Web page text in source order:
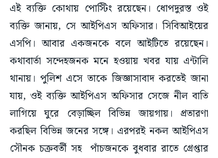
এই ব্যক্তি কোথায় পোস্টিং রয়েছেন। ধোপদুরস্ত ওই
ব্যক্তি জানায়, সে আইপিএস অফিসার। সিবিআইয়ের
এসপি। আবার একজনকে বলে আইটিতে রয়েছেন।
কথাবার্তা সন্দেহজনক মনে হওয়ায় খবর যায় এন্টালি
থানায়। পুলিশ এসে তাকে জিজ্ঞাসাবাদ করতেই জানা
যায়, ওই ব্যক্তি আইপিএস অফিসার সেজে নীল বাতি
লাগিয়ে ঘুরে বেড়াচ্ছিল বিভিন্ন জায়গায়। প্রতারণা
করছিল বিভিন্ন জনের সঙ্গে। এরপরই নকল আইপিএস
সৌনক চক্রবর্তী সহ পাঁচজনকে বুধবার রাতে গ্রেপ্তার